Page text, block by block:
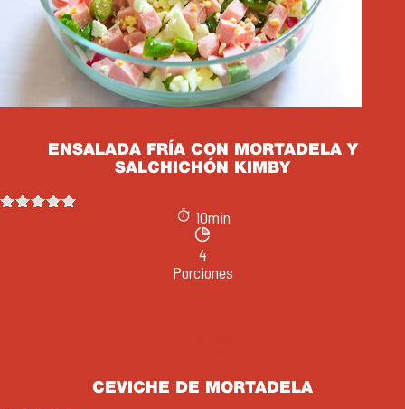
ENSALADA FRÍA CON MORTADELA Y
SALCHICHÓN KIMBY
10min
4
Porciones
CEVICHE DE MORTADELA